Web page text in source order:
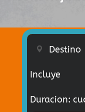
Incluye